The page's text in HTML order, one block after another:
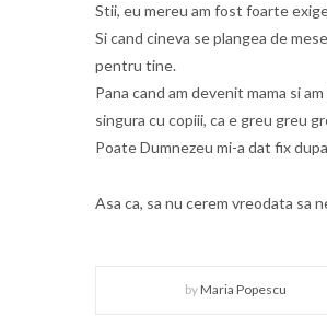
Stii, eu mereu am fost foarte
Si cand cineva se plangea de
pentru tine.
Pana cand am devenit mama si
singura cu copiii, ca e greu greu
Poate Dumnezeu mi-a dat fix
Asa ca, sa nu cerem vreodata sa
byMaria Popescu